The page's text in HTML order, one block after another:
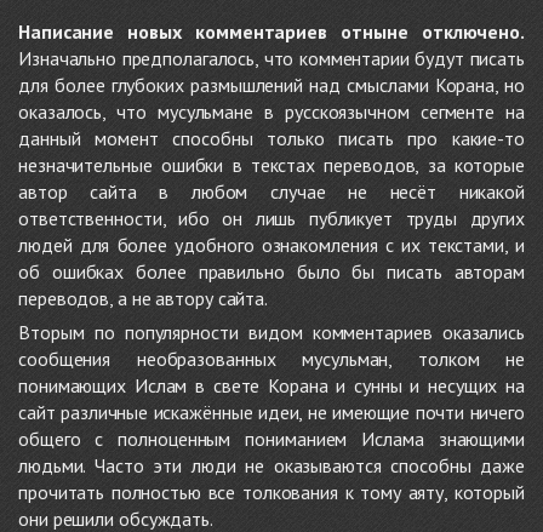
Написание новых комментариев отныне отключено.
Изначально предполагалось, что комментарии будут писать
для более глубоких размышлений над смыслами Корана, но
оказалось, что мусульмане в русскоязычном сегменте на
данный момент способны только писать про какие-то
незначительные ошибки в текстах переводов, за которые
автор сайта в любом случае не несёт никакой
ответственности, ибо он лишь публикует труды других
людей для более удобного ознакомления с их текстами, и
об ошибках более правильно было бы писать авторам
переводов, а не автору сайта.
Вторым по популярности видом комментариев оказались
сообщения необразованных мусульман, толком не
понимающих Ислам в свете Корана и сунны и несущих на
сайт различные искажённые идеи, не имеющие почти ничего
общего с полноценным пониманием Ислама знающими
людьми. Часто эти люди не оказываются способны даже
прочитать полностью все толкования к тому аяту, который
они решили обсуждать.